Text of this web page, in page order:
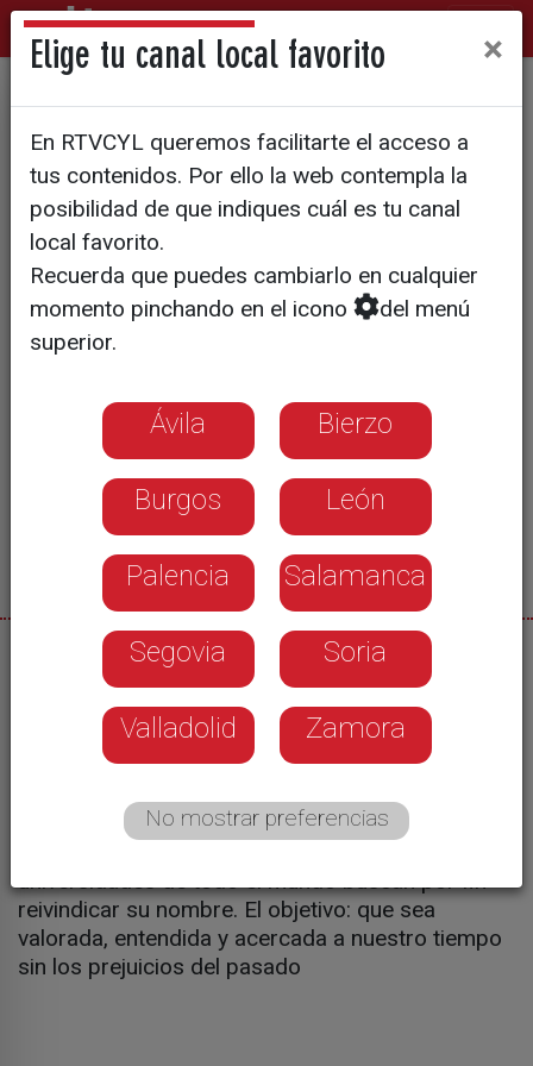
Urraca I reivindica su
nombre, como reina y como
mecenas de las artes
27/05/2026
Su reinado no fue solo una época de catástrofes
o guerra, sino una etapa dorada para las Artes.
Hablamos de la reina Urraca I. León se convierte
desde hoy en el epicentro mundial de la
investigación sobre su figura. Un foro
universidades de todo el mundo buscan por fin
reivindicar su nombre. El objetivo: que sea
valorada, entendida y acercada a nuestro tiempo
sin los prejuicios del pasado
Elige tu canal local favorito ×
En RTVCYL queremos facilitarte el acceso a
tus contenidos. Por ello la web contempla la
posibilidad de que indiques cuál es tu canal
local favorito.
Recuerda que puedes cambiarlo en cualquier
momento pinchando en el icono
del menú
superior.
Ávila Bierzo
Burgos León
Palencia Salamanca
Segovia Soria
Valladolid Zamora
No mostrar preferencias